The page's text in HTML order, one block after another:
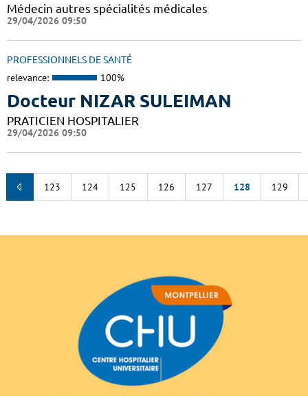
Médecin autres spécialités médicales
29/04/2026 09:50
PROFESSIONNELS DE SANTÉ
relevance: 100%
Docteur NIZAR SULEIMAN
PRATICIEN HOSPITALIER
29/04/2026 09:50
123 124 125 126 127 128 129